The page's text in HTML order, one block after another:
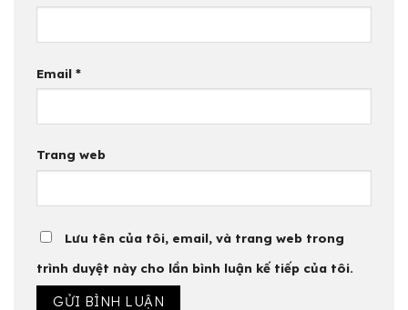
Email *
Trang web
Lưu tên của tôi, email, và trang web trong
trình duyệt này cho lần bình luận kế tiếp của tôi.